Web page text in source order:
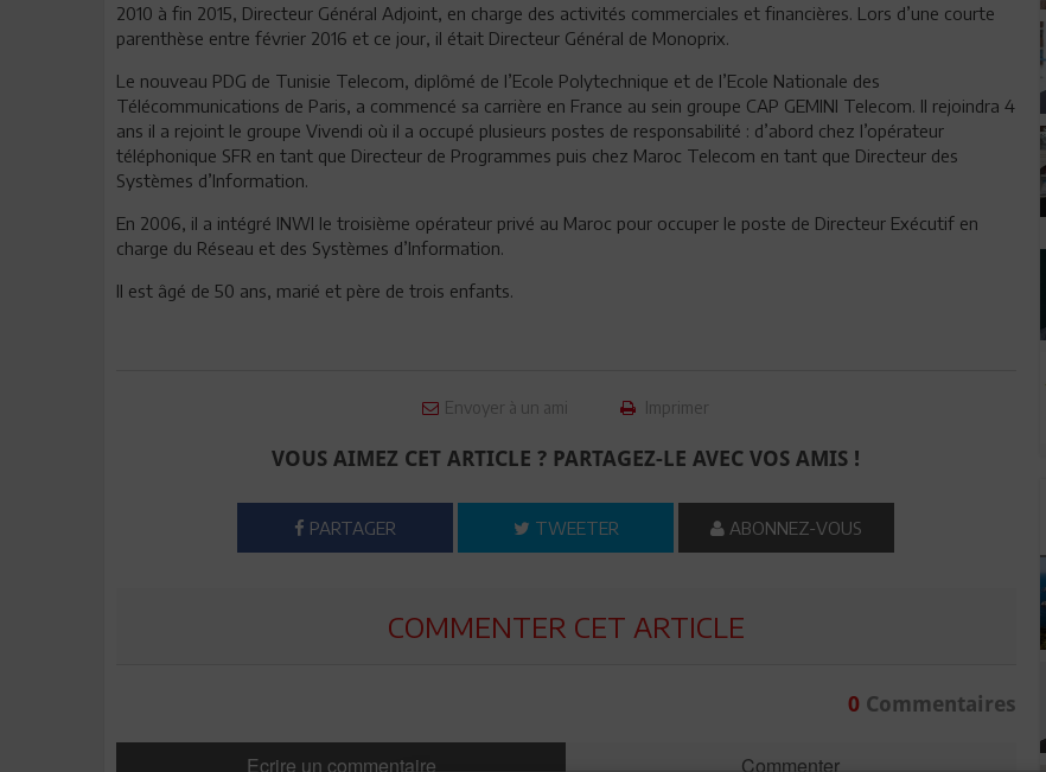
2010 à fin 2015, Directeur Général Adjoint, en charge des activités commerciales et financières. Lors d’une courte
parenthèse entre février 2016 et ce jour, il était Directeur Général de Monoprix.
Le nouveau PDG de Tunisie Telecom, diplômé de l’Ecole Polytechnique et de l’Ecole Nationale des
Télécommunications de Paris, a commencé sa carrière en France au sein groupe CAP GEMINI Telecom. Il rejoindra 4
ans il a rejoint le groupe Vivendi où il a occupé plusieurs postes de responsabilité : d’abord chez l’opérateur
téléphonique SFR en tant que Directeur de Programmes puis chez Maroc Telecom en tant que Directeur des
Systèmes d’Information.
En 2006, il a intégré INWI le troisième opérateur privé au Maroc pour occuper le poste de Directeur Exécutif en
charge du Réseau et des Systèmes d’Information.
Il est âgé de 50 ans, marié et père de trois enfants.
Envoyer à un ami Imprimer
VOUS AIMEZ CET ARTICLE ? PARTAGEZ-LE AVEC VOS AMIS !
PARTAGER TWEETER ABONNEZ-VOUS
COMMENTER CET ARTICLE
0Commentaires
Ecrire un commentaire Commenter